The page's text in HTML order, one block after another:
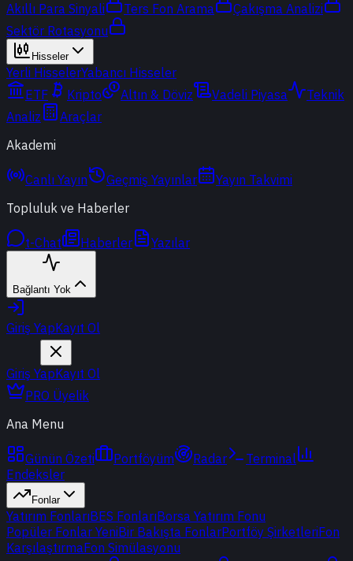
Akıllı Para Sinyali
Ters Fon Arama
Çakışma Analizi
Sektör Rotasyonu
Hisseler
Yerli HisselerYabancı Hisseler
ETF
Kripto Altın & Döviz Vadeli Piyasa
Teknik
Analiz
Araçlar
Akademi
Canlı Yayın Geçmiş Yayınlar
Yayın Takvimi
Topluluk ve Haberler
t-Chat Haberler Yazılar
Bağlantı Yok
Giriş YapKayıt Ol
Giriş YapKayıt Ol
PRO Üyelik
Ana Menu
Günün Özeti Portföyüm Radar
Terminal
Endeksler
Fonlar
Yatırım FonlarıBES FonlarıBorsa Yatırım Fonu
Popüler Fonlar YeniBir Bakışta FonlarPortföy ŞirketleriFon
KarşılaştırmaFon Simülasyonu